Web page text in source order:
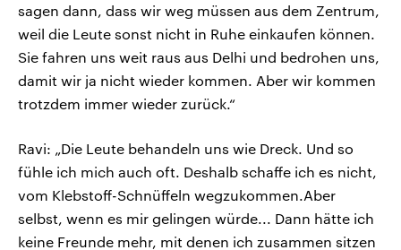
sagen dann, dass wir weg müssen aus dem Zentrum,
weil die Leute sonst nicht in Ruhe einkaufen können.
Sie fahren uns weit raus aus Delhi und bedrohen uns,
damit wir ja nicht wieder kommen. Aber wir kommen
trotzdem immer wieder zurück.“
Ravi: „Die Leute behandeln uns wie Dreck. Und so
fühle ich mich auch oft. Deshalb schaffe ich es nicht,
vom Klebstoff-Schnüffeln wegzukommen.Aber
selbst, wenn es mir gelingen würde... Dann hätte ich
keine Freunde mehr, mit denen ich zusammen sitzen